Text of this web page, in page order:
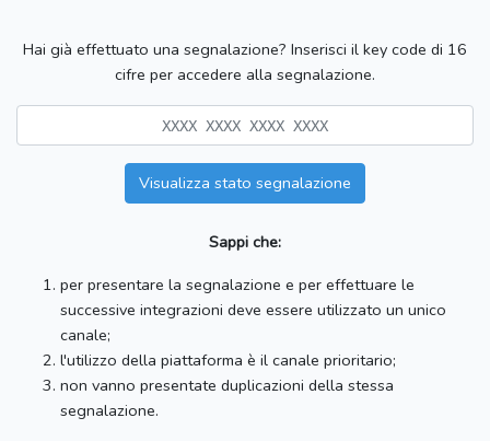
Hai già effettuato una segnalazione? Inserisci il key code di 16
cifre per accedere alla segnalazione.
Visualizza stato segnalazione
Sappi che:
per presentare la segnalazione e per effettuare le
successive integrazioni deve essere utilizzato un unico
canale;
l'utilizzo della piattaforma è il canale prioritario;
non vanno presentate duplicazioni della stessa
segnalazione.